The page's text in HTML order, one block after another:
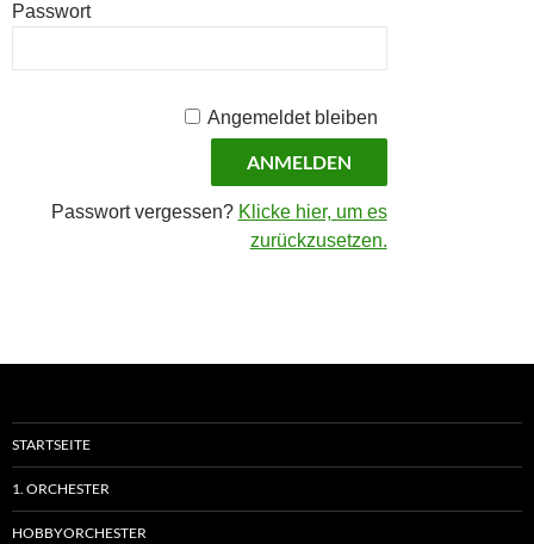
Passwort
Angemeldet bleiben
Passwort vergessen? Klicke hier, um es
zurückzusetzen.
STARTSEITE
1. ORCHESTER
HOBBYORCHESTER